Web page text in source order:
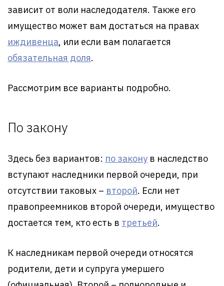
зависит от воли наследодателя. Также его
имущество может вам достаться на правах
иждивенца, или если вам полагается
обязательная доля.
Рассмотрим все варианты подробно.
По закону
Здесь без вариантов: по закону в наследство
вступают наследники первой очереди, при
отсутствии таковых – второй. Если нет
правопреемников второй очереди, имущество
достается тем, кто есть в третьей.
К наследникам первой очереди относятся
родители, дети и супруга умершего